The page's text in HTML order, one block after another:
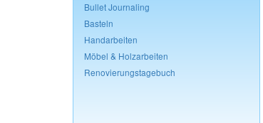
Bullet Journaling
Basteln
Handarbeiten
Möbel & Holzarbeiten
Renovierungstagebuch